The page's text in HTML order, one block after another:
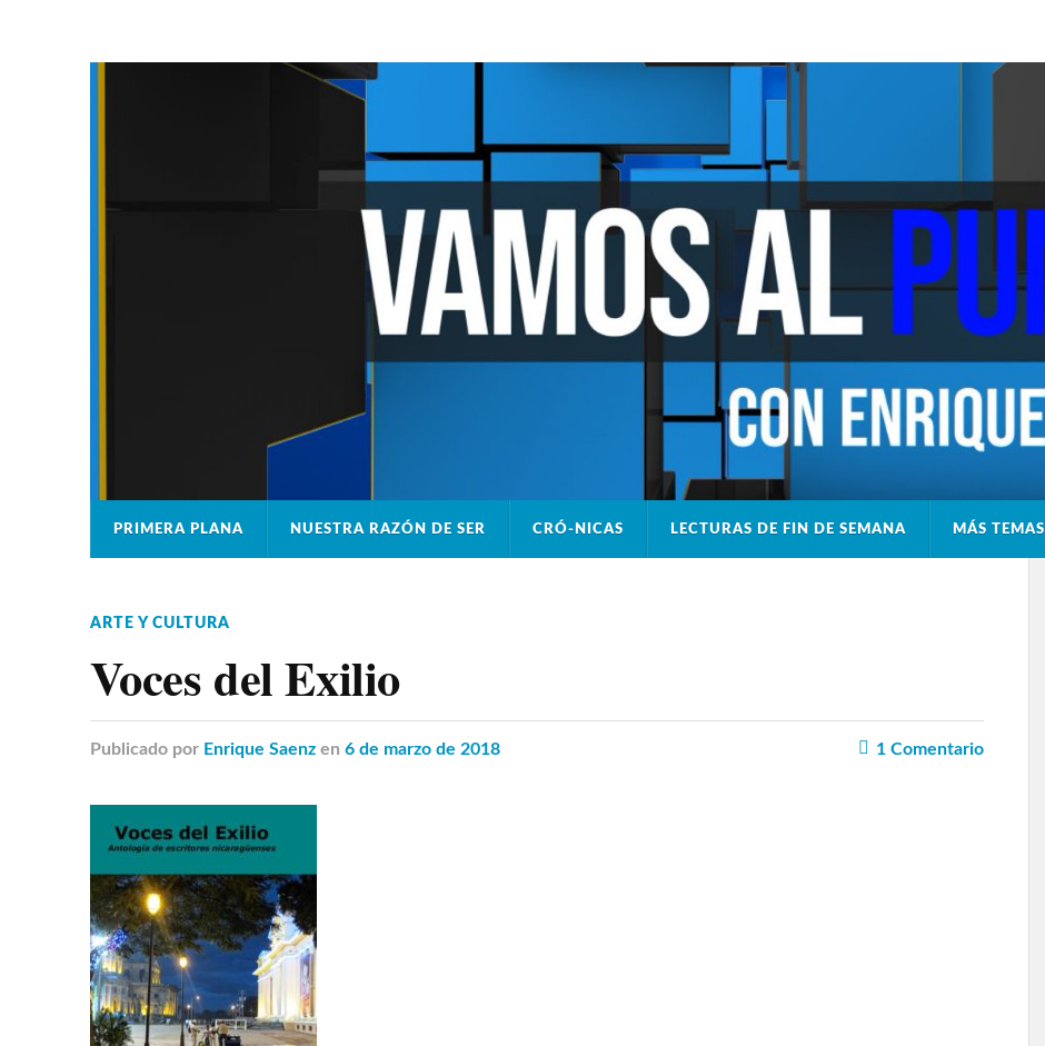
PRIMERA PLANA NUESTRA RAZÓN DE SER CRÓ-NICAS LECTURAS DE FIN DE SEMANA MÁS TEMAS
ARTE Y CULTURA
Voces del Exilio
Publicado por Enrique Saenz en 6 de marzo de 2018 1Comentario